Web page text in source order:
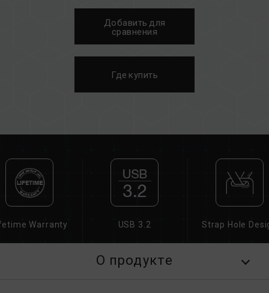
Добавить для
сравнения
Где купить
Warranty USB 3.2 Strap Hole
О продукте